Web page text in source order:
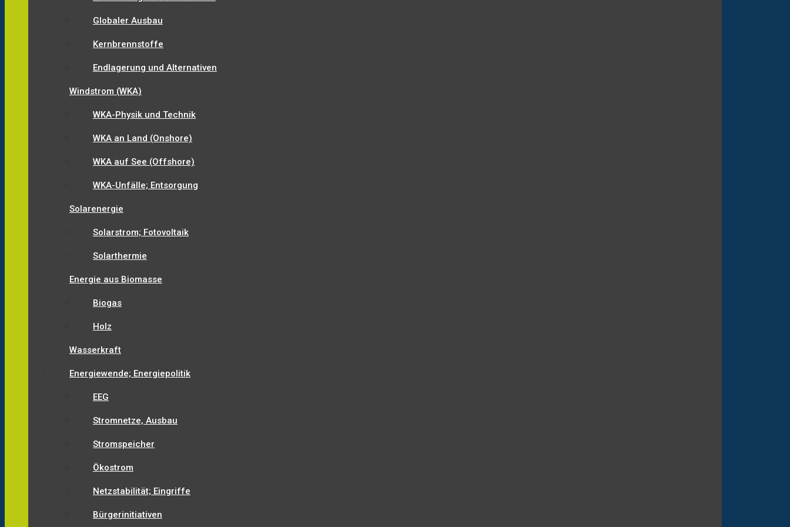
Globaler Ausbau
Kernbrennstoffe
Endlagerung und Alternativen
Windstrom (WKA)
WKA-Physik und Technik
WKA an Land (Onshore)
WKA auf See (Offshore)
WKA-Unfälle; Entsorgung
Solarenergie
Solarstrom; Fotovoltaik
Solarthermie
Energie aus Biomasse
Biogas
Holz
Wasserkraft
Energiewende; Energiepolitik
EEG
Stromnetze, Ausbau
Stromspeicher
Ökostrom
Netzstabilität; Eingriffe
Bürgerinitiativen